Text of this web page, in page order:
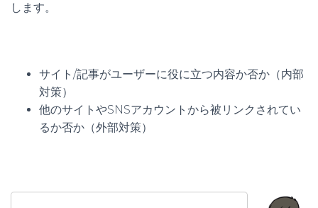
します。
サイト/記事がユーザーに役に立つ内容か否か（内部
対策）
他のサイトやSNSアカウントから被リンクされてい
るか否か（外部対策）